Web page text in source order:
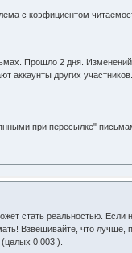
с коэфициентом
Прошло 2 дня. Изменений
аккаунты других
при пересылке"
стать реальностью.
Взвешивайте, что лучше,
0.003!).